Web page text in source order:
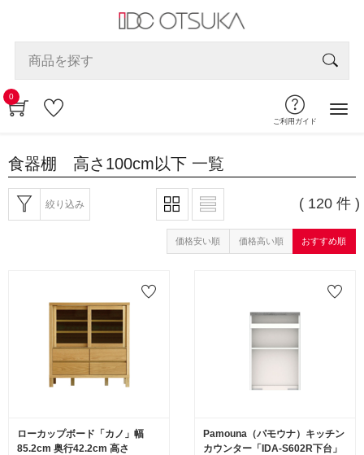
0
ご利用ガイド
食器棚 高さ100cm以下 一覧
絞り込み ( 120 件 )
価格安い順 価格高い順 おすすめ順
ローカップボード「カノ」幅
85.2cm 奥行42.2cm 高さ
Pamouna（パモウナ）キッチン
カウンター「IDA-S602R下台」